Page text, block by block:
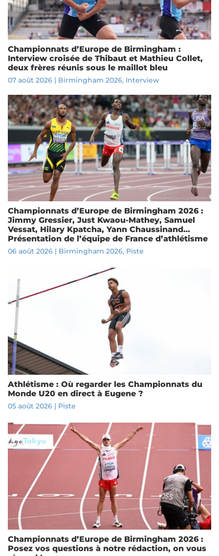
Championnats d’Europe de Birmingham :
Interview croisée de Thibaut et Mathieu Collet,
deux frères réunis sous le maillot bleu
07 août 2026| Birmingham 2026, Interview
Championnats d’Europe de Birmingham 2026 :
Jimmy Gressier, Just Kwaou-Mathey, Samuel
Vessat, Hilary Kpatcha, Yann Chaussinand…
Présentation de l’équipe de France d’athlétisme
06 août 2026| Birmingham 2026, Piste
Athlétisme : Où regarder les Championnats du
Monde U20 en direct à Eugene ?
05 août 2026| Piste
Championnats d’Europe de Birmingham 2026 :
Posez vos questions à notre rédaction, on vous